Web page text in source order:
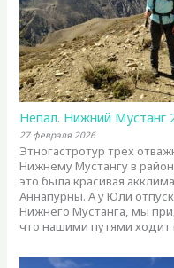
Непал. Нижний Мустанг
27 февраля 2026
Этногастротур трех
Нижнему Мустангу в
это была красивая
Аннапурны. А у Юли
Нижнего Мустанга, мы
что нашими путями